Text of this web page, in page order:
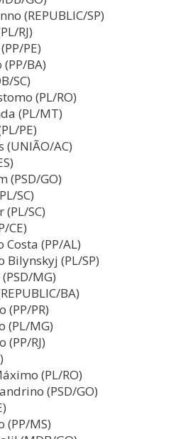
(REPUBLIC/SP)
RJ)
PE)
BA)
SC)
(PL/RO)
(PL/MT)
PE)
(UNIÃO/AC)
(PSD/GO)
SC)
SC)
CE)
(PP/AL)
Bilynskyj (PL/SP)
MG)
BA)
(PP/PR)
(PL/MG)
RJ)
(PL/RO)
(PSD/GO)
(PP/MS)